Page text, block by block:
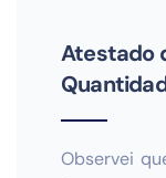
Atestado
Observei